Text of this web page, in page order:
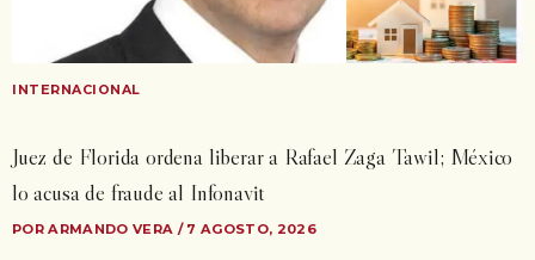
INTERNACIONAL
Juez de Florida ordena liberar a Rafael Zaga Tawil; México
lo acusa de fraude al Infonavit
POR ARMANDO VERA / 7 AGOSTO, 2026